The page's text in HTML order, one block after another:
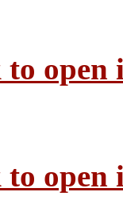
open
open